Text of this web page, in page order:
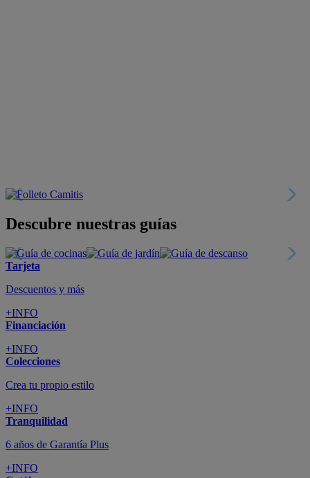
Descubre nuestras guías
Tarjeta
Descuentos y más
+INFO
Financiación
+INFO
Colecciones
Crea tu propio estilo
+INFO
Tranquilidad
6 años de Garantía Plus
+INFO